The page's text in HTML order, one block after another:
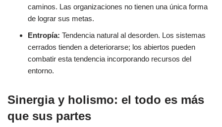
caminos. Las organizaciones no tienen una única forma
de lograr sus metas.
Entropía: Tendencia natural al desorden. Los sistemas
cerrados tienden a deteriorarse; los abiertos pueden
combatir esta tendencia incorporando recursos del
entorno.
Sinergia y holismo: el todo es más
que sus partes